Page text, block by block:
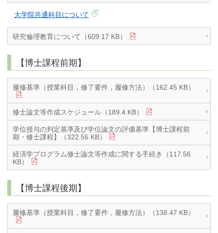
大学院共通科目について
研究倫理教育について（609.17 KB）
【博士課程前期】
履修基準（授業科目，修了要件，履修方法）（162.45 KB）
修士論文等作成スケジュール（189.4 KB）
学位授与の判定基準及び学位論文の評価基準【博士課程前
期・修士課程】（322.56 KB）
経済学プログラム修士論文等作成に関する手続き（117.56
KB）
【博士課程後期】
履修基準（授業科目，修了要件，履修方法）（138.47 KB）